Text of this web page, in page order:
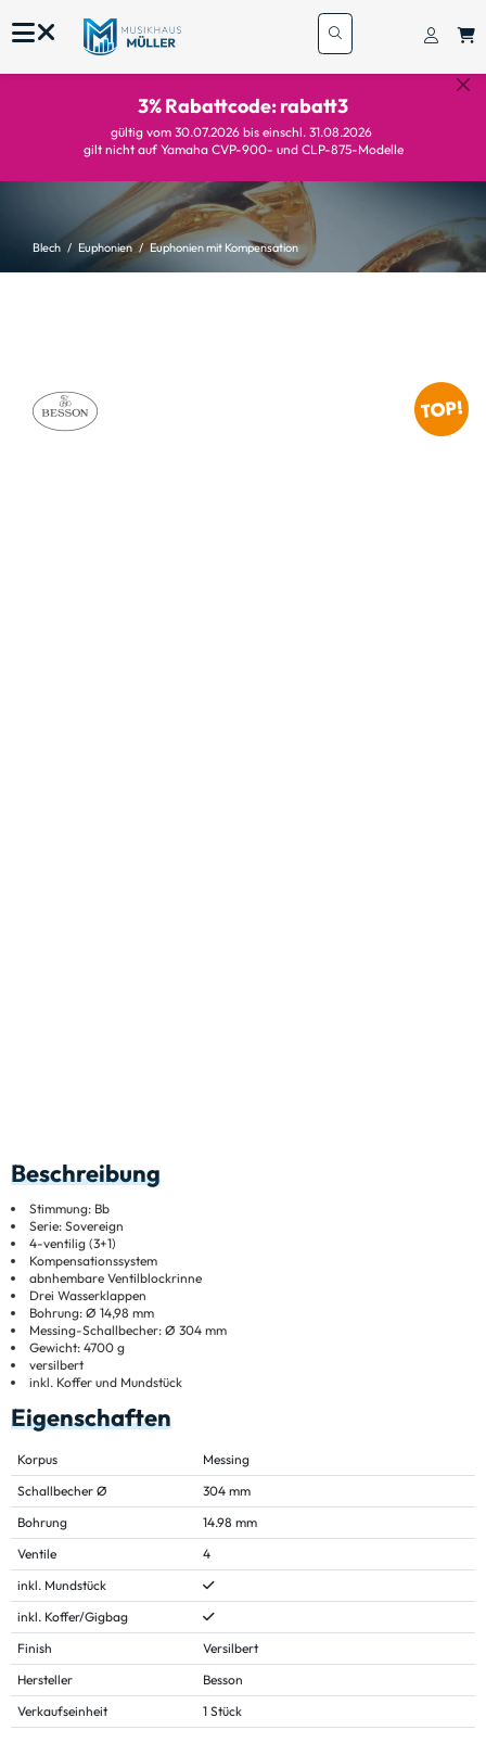
3% Rabattcode: rabatt3
gültig vom 30.07.2026 bis einschl. 31.08.2026
gilt nicht auf Yamaha CVP-900- und CLP-875-Modelle
Blech Euphonien Euphonien mit Kompensation
Beschreibung
Stimmung: Bb
Serie: Sovereign
4-ventilig (3+1)
Kompensationssystem
abnhembare Ventilblockrinne
Drei Wasserklappen
Bohrung: Ø 14,98 mm
Messing-Schallbecher: Ø 304 mm
Gewicht: 4700 g
versilbert
inkl. Koffer und Mundstück
Eigenschaften
Korpus
Messing
Schallbecher Ø
304 mm
Bohrung
14.98 mm
Ventile
4
inkl. Mundstück
inkl. Koffer/Gigbag
Finish
Versilbert
Hersteller
Besson
Verkaufseinheit
1 Stück